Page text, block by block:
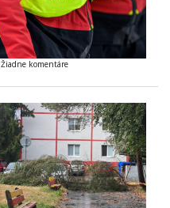
Žiadne komentáre